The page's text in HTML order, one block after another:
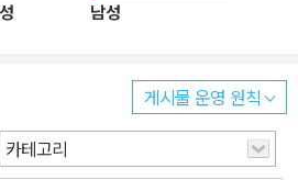
다. 김군은 서울의 지하철역 스크린도어
계약을 맺은 하청인 은성PSD에 고용된
144만 원을 받는 비정규직이었다. 죽은
가 담겨 있었는데 그것조차 먹지 못하고
도 때우지 못한 채 과도한 업무의 압박
남성
게시물 운영 원칙
카테고리